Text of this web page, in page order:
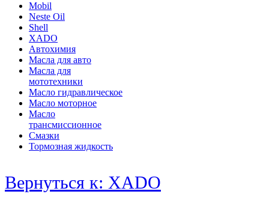
Mobil
Neste Oil
Shell
XADO
Автохимия
Масла для авто
Масла для
мототехники
Масло гидравлическое
Масло моторное
Масло
трансмиссионное
Смазки
Тормозная жидкость
Вернуться к: XADO